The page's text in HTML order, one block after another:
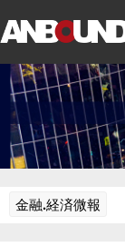
金融.経済微報